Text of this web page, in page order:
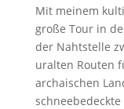
Mit meinem
große Tour in
der Nahtstelle
uralten Routen
archaischen